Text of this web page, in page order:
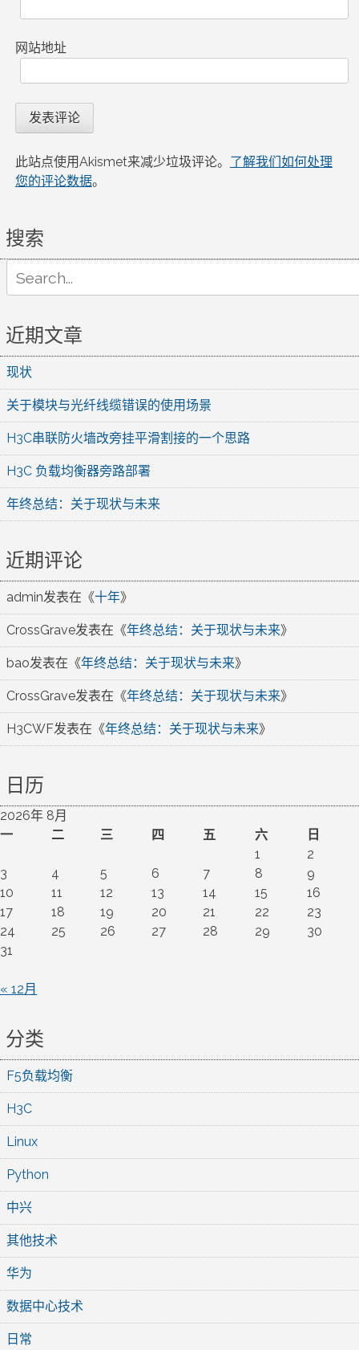
网站地址
此站点使用Akismet来减少垃圾评论。 了解我们如何处理
您的评论数据。
搜索
for:
近期文章
现状
关于模块与光纤线缆错误的使用场景
H3C串联防火墙改旁挂平滑割接的一个思路
H3C 负载均衡器旁路部署
年终总结：关于现状与未来
近期评论
admin发表在《十年》
CrossGrave发表在《年终总结：关于现状与未来》
bao发表在《年终总结：关于现状与未来》
CrossGrave发表在《年终总结：关于现状与未来》
H3CWF发表在《年终总结：关于现状与未来》
日历
2026年 8月
一
二 三 四 五 六
日
1
2
3
4 5 6 7 8
9
10
11 12 13 14 15
16
17
18 19 20 21 22
23
24
25 26 27 28 29
30
31
« 12月
分类
F5负载均衡
H3C
Linux
Python
中兴
其他技术
华为
数据中心技术
日常